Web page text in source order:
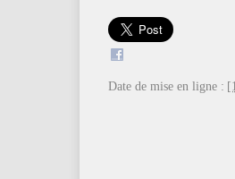
Date de mise en ligne :